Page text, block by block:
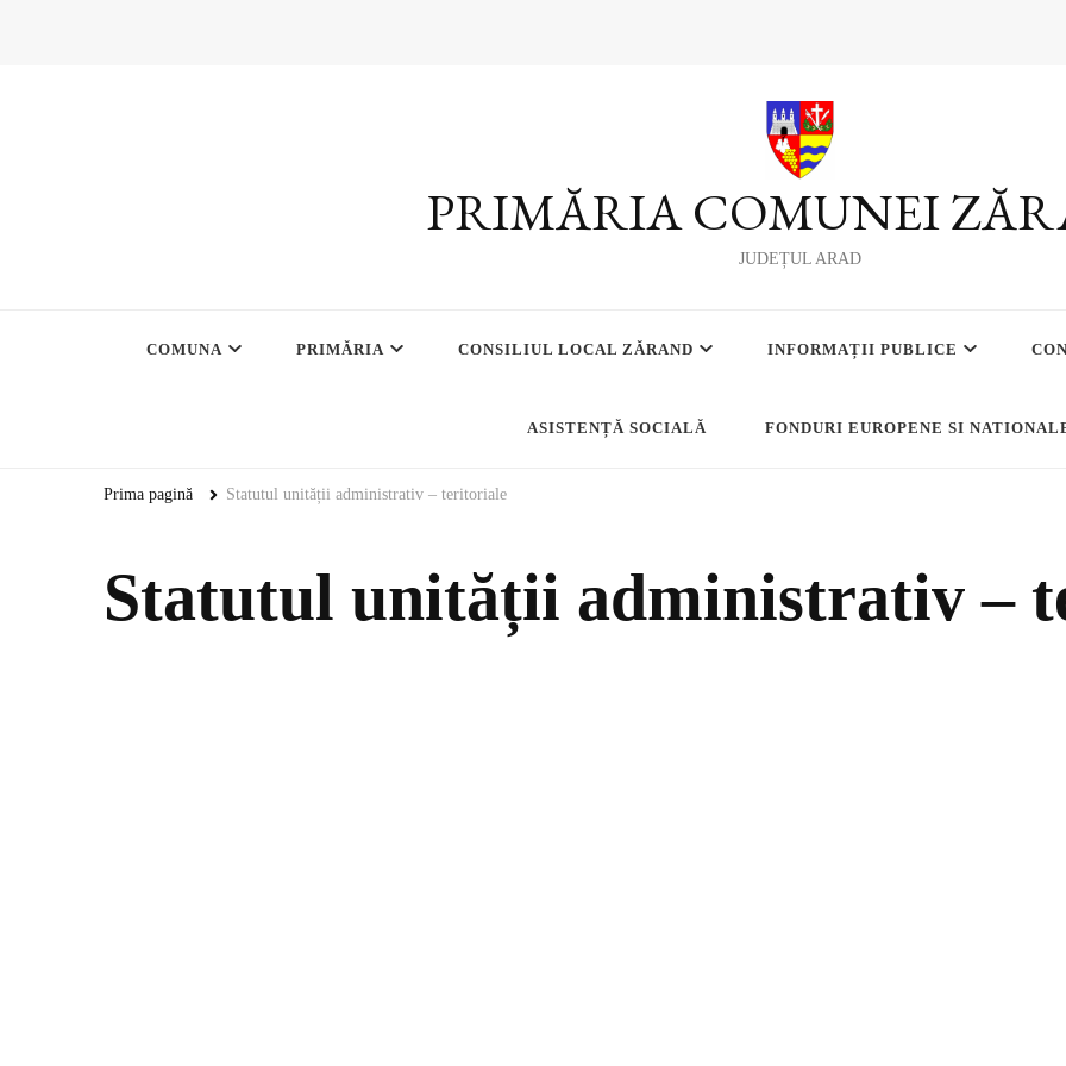
PRIMĂRIA COMUNEI
JUDEȚUL ARAD
COMUNA PRIMĂRIA CONSILIUL LOCAL ZĂRAND INFORMAȚII PUBLICE
ASISTENȚĂ SOCIALĂ FONDURI EUROPENE SI
Prima pagină Statutul unității administrativ – teritoriale
Statutul unității administrativ –